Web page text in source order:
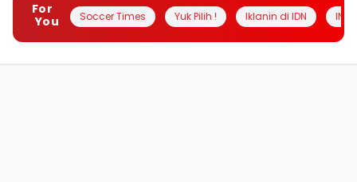
For
You
Soccer Times Yuk Pilih ! Iklanin di IDN